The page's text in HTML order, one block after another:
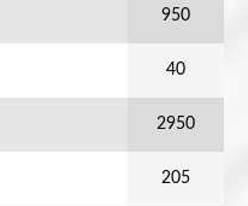
950
40
2950
205